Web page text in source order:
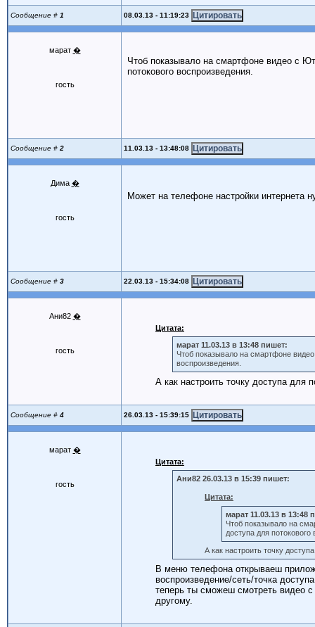
Сообщение # 1 08.03.13 - 11:19:23
марат �
гость
Чтоб показывало на смартфоне видео с
потокового воспроизведения.
Сообщение # 2 11.03.13 - 13:48:08
Дима �
гость
Может на телефоне настройки интернета
Сообщение # 3 22.03.13 - 15:34:08
Ани82 �
гость
Цитата:
марат 11.03.13 в 13:48 пишет:
Чтоб показывало на смартфоне видео
воспроизведения.
А как настроить точку доступа для
Сообщение # 4 26.03.13 - 15:39:15
марат �
гость
Цитата:
Ани82 26.03.13 в 15:39 пишет:
Цитата:
марат 11.03.13 в 13:48
Чтоб показывало на
доступа для потокового
А как настроить точку
В меню телефона открываеш
воспроизведение/сеть/точка
теперь ты сможеш смотреть видео
другому.